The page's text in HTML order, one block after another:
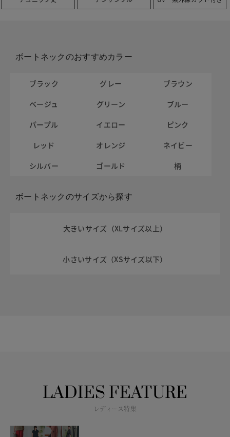
ボートネックのおすすめカラー
ブラック グレー
ブラウン
ベージュ
グリーン
ブルー
パープル
イエロー
ピンク
レッド
オレンジ
ネイビー
シルバー
ゴールド 柄
ボートネックのサイズから探す
大きいサイズ（XLサイズ以上）
小さいサイズ（XSサイズ以下）
LADIES FEATURE
レディース特集